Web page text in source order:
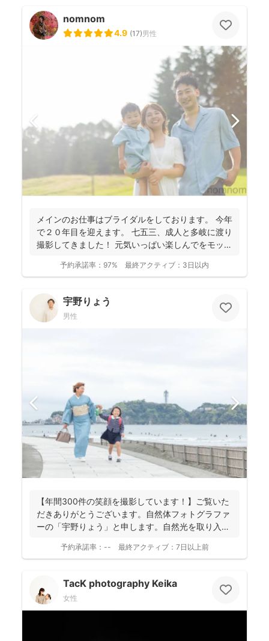
nomnom
4.9 (17)男性
メインのお仕事はブライダルをしております。 今年
で２０年目を迎えます。 七五三、成人と多岐に渡り
撮影してきました！ 元気いっぱい楽しんでをモット
予約承諾率： 97% 最終アクティブ： 3日以内
宇野りょう
男性
【年間300件の笑顔を撮影しています！】ご覧いた
だきありがとうございます。自然体フォトグラファ
ーの「宇野りょう」と申します。自然光を取り入れ
予約承諾率： -- 最終アクティブ： 7日以上前
TacK photography Keika
女性